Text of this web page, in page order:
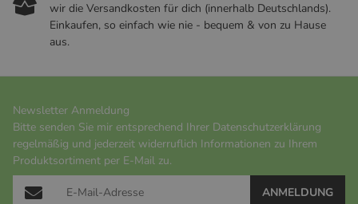
wir die Versandkosten für dich (innerhalb Deutschlands).
Einkaufen, so einfach wie nie - bequem & von zu Hause
aus.
Newsletter Anmeldung
Bitte senden Sie mir entsprechend Ihrer Datenschutzerklärung
regelmäßig und jederzeit widerruflich Informationen zu Ihrem
Produktsortiment per E-Mail zu.
ANMELDUNG